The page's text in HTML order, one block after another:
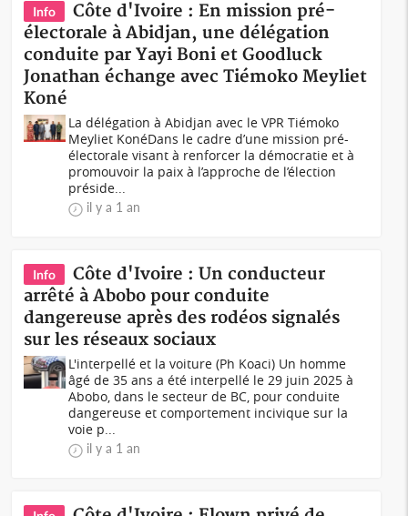
Info
Côte d'Ivoire : En mission pré-
électorale à Abidjan, une délégation
conduite par Yayi Boni et Goodluck
Jonathan échange avec Tiémoko Meyliet
Koné
La délégation à Abidjan avec le VPR Tiémoko
Meyliet KonéDans le cadre d’une mission pré-
électorale visant à renforcer la démocratie et à
promouvoir la paix à l’approche de l’élection
préside...
il y a 1 an
Info
Côte d'Ivoire : Un conducteur
arrêté à Abobo pour conduite
dangereuse après des rodéos signalés
sur les réseaux sociaux
L'interpellé et la voiture (Ph Koaci) Un homme
âgé de 35 ans a été interpellé le 29 juin 2025 à
Abobo, dans le secteur de BC, pour conduite
dangereuse et comportement incivique sur la
voie p...
il y a 1 an